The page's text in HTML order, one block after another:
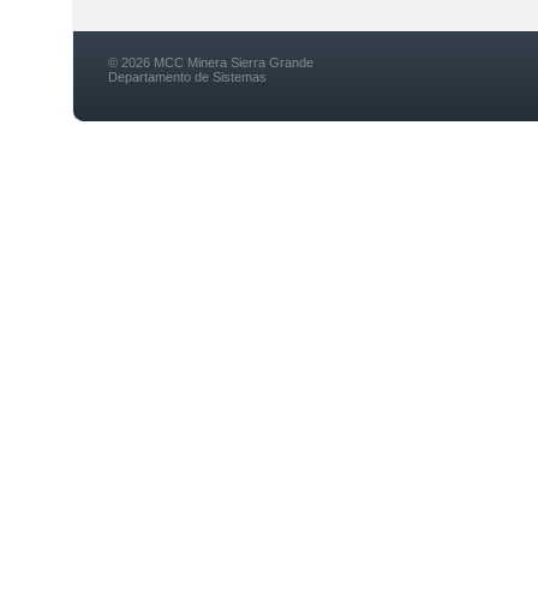
© 2026 MCC Minera Sierra Grande
Departamento de Sistemas